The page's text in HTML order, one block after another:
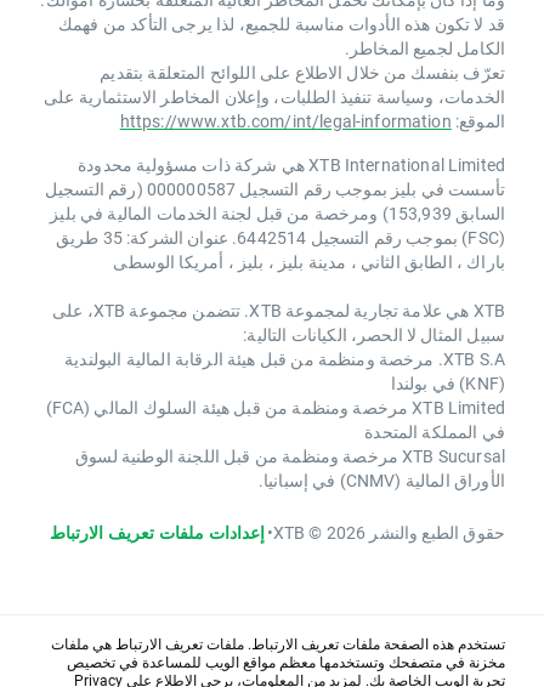
قد لا تكون هذه الأدوات مناسبة للجميع، لذا يرجى التأكد من فهمك
الكامل لجميع المخاطر.
تعرّف بنفسك من خلال الاطلاع على اللوائح المتعلقة بتقديم
الخدمات، وسياسة تنفيذ الطلبات، وإعلان المخاطر الاستثمارية على
الموقع: https://www.xtb.com/int/legal-information
XTB International Limited هي شركة ذات مسؤولية محدودة
تأسست في بليز بموجب رقم التسجيل 000000587 (رقم التسجيل
السابق 153,939) ومرخصة من قبل لجنة الخدمات المالية في بليز
(FSC) بموجب رقم التسجيل 6442514. عنوان الشركة: 35 طريق
باراك ، الطابق الثاني ، مدينة بليز ، بليز ، أمريكا الوسطى
XTB هي علامة تجارية لمجموعة XTB. تتضمن مجموعة XTB، على
سبيل المثال لا الحصر، الكيانات التالية:
XTB S.A. مرخصة ومنظمة من قبل هيئة الرقابة المالية البولندية
(KNF) في بولندا
XTB Limited مرخصة ومنظمة من قبل هيئة السلوك المالي (FCA)
في المملكة المتحدة
XTB Sucursal مرخصة ومنظمة من قبل اللجنة الوطنية لسوق
الأوراق المالية (CNMV) في إسبانيا.
حقوق الطبع والنشر 2026 © XTB •إعدادات ملفات تعريف الارتباط
تستخدم هذه الصفحة ملفات تعريف الارتباط. ملفات تعريف الارتباط هي ملفات
مخزنة في متصفحك وتستخدمها معظم مواقع الويب للمساعدة في تخصيص
تجربة الويب الخاصة بك. لمزيد من المعلومات، يرجى الاطلاع علىPrivacy